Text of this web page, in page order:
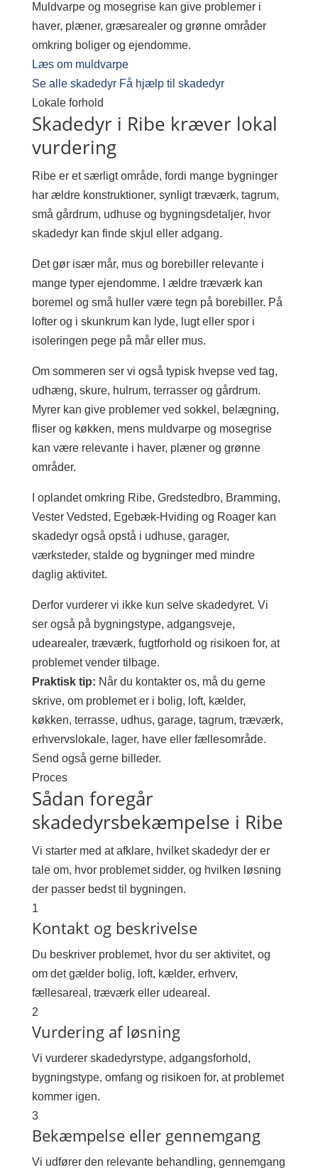
Muldvarpe og mosegrise kan give problemer i
haver, plæner, græsarealer og grønne områder
omkring boliger og ejendomme.
Læs om muldvarpe
Se alle skadedyr Få hjælp til skadedyr
Lokale forhold
Skadedyr i Ribe kræver lokal
vurdering
Ribe er et særligt område, fordi mange bygninger
har ældre konstruktioner, synligt træværk, tagrum,
små gårdrum, udhuse og bygningsdetaljer, hvor
skadedyr kan finde skjul eller adgang.
Det gør især mår, mus og borebiller relevante i
mange typer ejendomme. I ældre træværk kan
boremel og små huller være tegn på borebiller. På
lofter og i skunkrum kan lyde, lugt eller spor i
isoleringen pege på mår eller mus.
Om sommeren ser vi også typisk hvepse ved tag,
udhæng, skure, hulrum, terrasser og gårdrum.
Myrer kan give problemer ved sokkel, belægning,
fliser og køkken, mens muldvarpe og mosegrise
kan være relevante i haver, plæner og grønne
områder.
I oplandet omkring Ribe, Gredstedbro, Bramming,
Vester Vedsted, Egebæk-Hviding og Roager kan
skadedyr også opstå i udhuse, garager,
værksteder, stalde og bygninger med mindre
daglig aktivitet.
Derfor vurderer vi ikke kun selve skadedyret. Vi
ser også på bygningstype, adgangsveje,
udearealer, træværk, fugtforhold og risikoen for, at
problemet vender tilbage.
Praktisk tip: Når du kontakter os, må du gerne
skrive, om problemet er i bolig, loft, kælder,
køkken, terrasse, udhus, garage, tagrum, træværk,
erhvervslokale, lager, have eller fællesområde.
Send også gerne billeder.
Proces
Sådan foregår
skadedyrsbekæmpelse i Ribe
Vi starter med at afklare, hvilket skadedyr der er
tale om, hvor problemet sidder, og hvilken løsning
der passer bedst til bygningen.
1
Kontakt og beskrivelse
Du beskriver problemet, hvor du ser aktivitet, og
om det gælder bolig, loft, kælder, erhverv,
fællesareal, træværk eller udeareal.
2
Vurdering af løsning
Vi vurderer skadedyrstype, adgangsforhold,
bygningstype, omfang og risikoen for, at problemet
kommer igen.
3
Bekæmpelse eller gennemgang
Vi udfører den relevante behandling, gennemgang